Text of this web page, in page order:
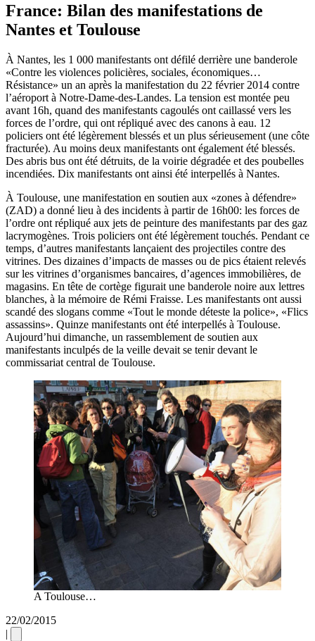
France: Bilan des manifestations de
Nantes et Toulouse
À Nantes, les 1 000 manifestants ont défilé derrière une banderole
«Contre les violences policières, sociales, économiques…
Résistance» un an après la manifestation du 22 février 2014 contre
l’aéroport à Notre-Dame-des-Landes. La tension est montée peu
avant 16h, quand des manifestants cagoulés ont caillassé vers les
forces de l’ordre, qui ont répliqué avec des canons à eau. 12
policiers ont été légèrement blessés et un plus sérieusement (une côte
fracturée). Au moins deux manifestants ont également été blessés.
Des abris bus ont été détruits, de la voirie dégradée et des poubelles
incendiées. Dix manifestants ont ainsi été interpellés à Nantes.
À Toulouse, une manifestation en soutien aux «zones à défendre»
(ZAD) a donné lieu à des incidents à partir de 16h00: les forces de
l’ordre ont répliqué aux jets de peinture des manifestants par des gaz
lacrymogènes. Trois policiers ont été légèrement touchés. Pendant ce
temps, d’autres manifestants lançaient des projectiles contre des
vitrines. Des dizaines d’impacts de masses ou de pics étaient relevés
sur les vitrines d’organismes bancaires, d’agences immobilières, de
magasins. En tête de cortège figurait une banderole noire aux lettres
blanches, à la mémoire de Rémi Fraisse. Les manifestants ont aussi
scandé des slogans comme «Tout le monde déteste la police», «Flics
assassins». Quinze manifestants ont été interpellés à Toulouse.
Aujourd’hui dimanche, un rassemblement de soutien aux
manifestants inculpés de la veille devait se tenir devant le
commissariat central de Toulouse.
A Toulouse…
22/02/2015
|